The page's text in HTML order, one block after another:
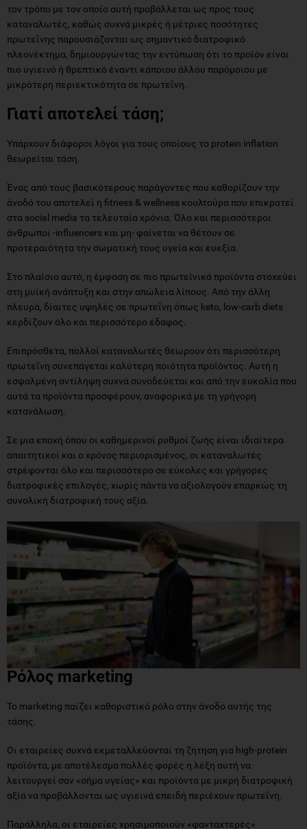
τον τρόπο με τον οποίο αυτή προβάλλεται ως προς τους
καταναλωτές, καθώς συχνά μικρές ή μέτριες ποσότητες
πρωτεΐνης παρουσιάζονται ως σημαντικό διατροφικό
πλεονέκτημα, δημιουργώντας την εντύπωση ότι το προϊόν είναι
πιο υγιεινό ή θρεπτικό έναντι κάποιου άλλου παρόμοιου με
μικρότερη περιεκτικότητα σε πρωτεΐνη.
Γιατί αποτελεί τάση;
Υπάρχουν διάφοροι λόγοι για τους οποίους το protein inflation
θεωρείται τάση.
Ένας από τους βασικότερους παράγοντες που καθορίζουν την
άνοδό του αποτελεί η fitness & wellness κουλτούρα που επικρατεί
στα social media τα τελευταία χρόνια. Όλο και περισσότεροι
άνθρωποι -influencers και μη- φαίνεται να θέτουν σε
προτεραιότητα την σωματική τους υγεία και ευεξία.
Στο πλαίσιο αυτό, η έμφαση σε πιο πρωτεϊνικά προϊόντα στοχεύει
στη μυϊκή ανάπτυξη και στην απώλεια λίπους. Από την άλλη
πλευρά, δίαιτες υψηλές σε πρωτεΐνη όπως keto, low-carb diets
κερδίζουν όλο και περισσότερο έδαφος.
Επιπρόσθετα, πολλοί καταναλωτές θεωρούν ότι περισσότερη
πρωτεΐνη συνεπάγεται καλύτερη ποιότητα προϊόντος. Αυτή η
εσφαλμένη αντίληψη συχνά συνοδεύεται και από την ευκολία που
αυτά τα προϊόντα προσφέρουν, αναφορικά με τη γρήγορη
κατανάλωση.
Σε μια εποχή όπου οι καθημερινοί ρυθμοί ζωής είναι ιδιαίτερα
απαιτητικοί και ο χρόνος περιορισμένος, οι καταναλωτές
στρέφονται όλο και περισσότερο σε εύκολες και γρήγορες
διατροφικές επιλογές, χωρίς πάντα να αξιολογούν επαρκώς τη
συνολική διατροφική τους αξία.
Ρόλος marketing
Το marketing παίζει καθοριστικό ρόλο στην άνοδο αυτής της
τάσης.
Οι εταιρείες συχνά εκμεταλλεύονται τη ζήτηση για high-protein
προϊόντα, με αποτέλεσμα πολλές φορές η λέξη αυτή να
λειτουργεί σαν «σήμα υγείας» και προϊόντα με μικρή διατροφική
αξία να προβάλλονται ως υγιεινά επειδή περιέχουν πρωτεΐνη.
Παράλληλα, οι εταιρείες χρησιμοποιούν «φανταχτερές»